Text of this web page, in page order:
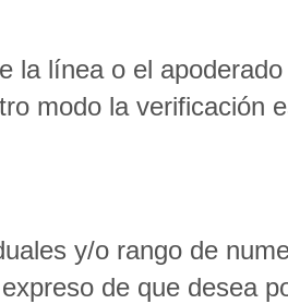
la línea o el
modo la verificación
y/o rango de
de que desea